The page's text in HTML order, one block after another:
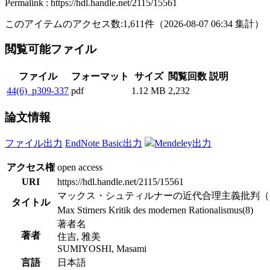
Permalink : https://hdl.handle.net/2115/15561
このアイテムのアクセス数:1,611件 （2026-08-07 06:34 集計）
閲覧可能ファイル
ファイル フォーマット サイズ 閲覧回数 説明
44(6)_p309-337 pdf 1.12 MB 2,232
論文情報
ファイル出力 EndNote Basic出力 Mendeley出力
アクセス権 open access
URI
https://hdl.handle.net/2115/15561
タイトル
マックス・シュティルナーの近代合理主義批判
Max Stirners Kritik des modernen Rationalismus(8)
著者
著者名
住吉, 雅美
SUMIYOSHI, Masami
言語
日本語